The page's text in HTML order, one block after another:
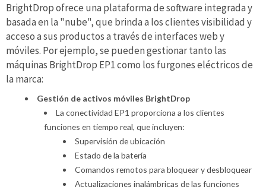
BrightDrop ofrece una plataforma de software integrada y
basada en la "nube", que brinda a los clientes visibilidad y
acceso a sus productos a través de interfaces web y
móviles. Por ejemplo, se pueden gestionar tanto las
máquinas BrightDrop EP1 como los furgones eléctricos de
la marca:
Gestión de activos móviles BrightDrop
La conectividad EP1 proporciona a los clientes
funciones en tiempo real, que incluyen:
Supervisión de ubicación
Estado de la batería
Comandos remotos para bloquear y desbloquear
Actualizaciones inalámbricas de las funciones